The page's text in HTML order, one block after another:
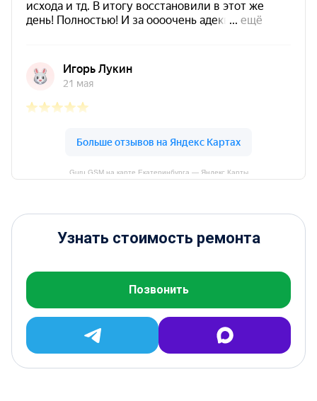
Guru GSM на карте Екатеринбурга — Яндекс Карты
Узнать стоимость ремонта
Позвонить